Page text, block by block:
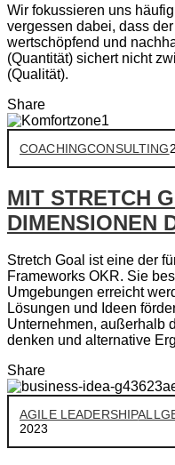
Wir fokussieren uns
vergessen dabei, dass
wertschöpfend und
(Quantität) sichert nicht
(Qualität).
Share
COACHINGCONSULTING
MIT STRETCH
DIMENSIONEN
Stretch Goal ist eine der
Frameworks OKR. Sie
Umgebungen erreicht
Lösungen und Ideen
Unternehmen, außerhalb
denken und alternative
Share
AGILE LEADERSHIP
2023